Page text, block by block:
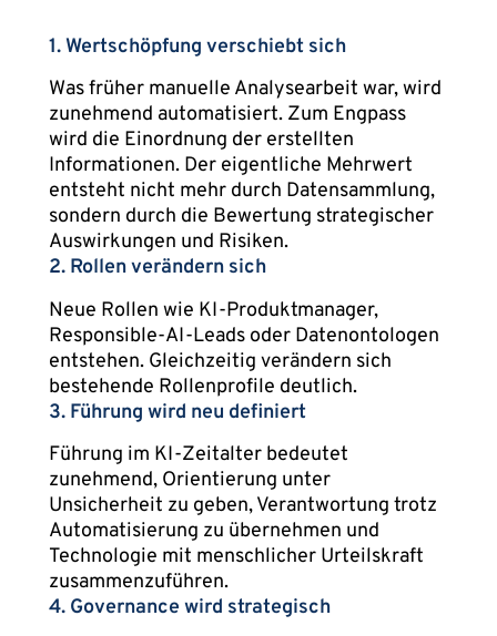
1. Wertschöpfung verschiebt sich
Was früher manuelle Analysearbeit war, wird
zunehmend automatisiert. Zum Engpass
wird die Einordnung der erstellten
Informationen. Der eigentliche Mehrwert
entsteht nicht mehr durch Datensammlung,
sondern durch die Bewertung strategischer
Auswirkungen und Risiken.
2. Rollen verändern sich
Neue Rollen wie KI-Produktmanager,
Responsible-AI-Leads oder Datenontologen
entstehen. Gleichzeitig verändern sich
bestehende Rollenprofile deutlich.
3. Führung wird neu definiert
Führung im KI-Zeitalter bedeutet
zunehmend, Orientierung unter
Unsicherheit zu geben, Verantwortung trotz
Automatisierung zu übernehmen und
Technologie mit menschlicher Urteilskraft
zusammenzuführen.
4. Governance wird strategisch